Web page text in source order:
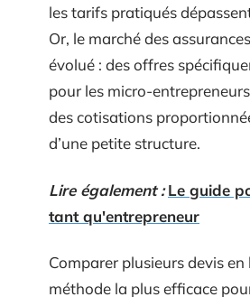
les tarifs pratiqués
Or, le marché des
évolué : des offres
pour les micro-
des cotisations
d’une petite structure.
Lire également : Le guide
tant qu'entrepreneur
Comparer plusieurs devis en
méthode la plus efficace